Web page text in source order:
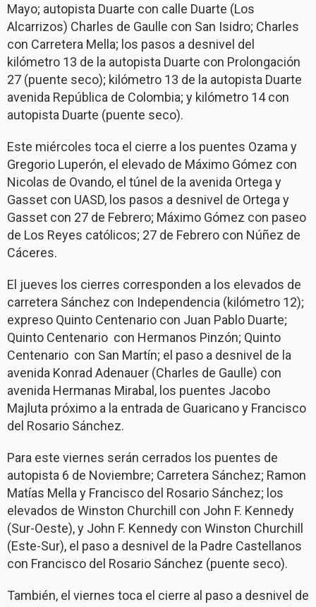
Mayo; autopista Duarte con calle Duarte (Los
Alcarrizos) Charles de Gaulle con San Isidro; Charles
con Carretera Mella; los pasos a desnivel del
kilómetro 13 de la autopista Duarte con Prolongación
27 (puente seco); kilómetro 13 de la autopista Duarte
avenida República de Colombia; y kilómetro 14 con
autopista Duarte (puente seco).
Este miércoles toca el cierre a los puentes Ozama y
Gregorio Luperón, el elevado de Máximo Gómez con
Nicolas de Ovando, el túnel de la avenida Ortega y
Gasset con UASD, los pasos a desnivel de Ortega y
Gasset con 27 de Febrero; Máximo Gómez con paseo
de Los Reyes católicos; 27 de Febrero con Núñez de
Cáceres.
El jueves los cierres corresponden a los elevados de
carretera Sánchez con Independencia (kilómetro 12);
expreso Quinto Centenario con Juan Pablo Duarte;
Quinto Centenario con Hermanos Pinzón; Quinto
Centenario con San Martín; el paso a desnivel de la
avenida Konrad Adenauer (Charles de Gaulle) con
avenida Hermanas Mirabal, los puentes Jacobo
Majluta próximo a la entrada de Guaricano y Francisco
del Rosario Sánchez.
Para este viernes serán cerrados los puentes de
autopista 6 de Noviembre; Carretera Sánchez; Ramon
Matías Mella y Francisco del Rosario Sánchez; los
elevados de Winston Churchill con John F. Kennedy
(Sur-Oeste), y John F. Kennedy con Winston Churchill
(Este-Sur), el paso a desnivel de la Padre Castellanos
con Francisco del Rosario Sánchez (puente seco).
También, el viernes toca el cierre al paso a desnivel de